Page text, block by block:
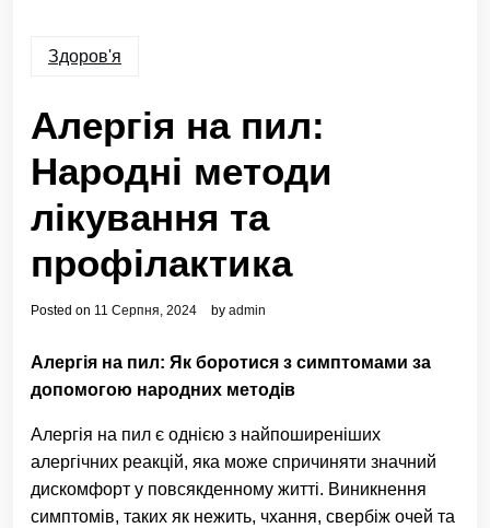
Здоров'я
Алергія на пил:
Народні методи
лікування та
профілактика
Posted on 11 Серпня, 2024 by admin
Алергія на пил: Як боротися з симптомами за
допомогою народних методів
Алергія на пил є однією з найпоширеніших
алергічних реакцій, яка може спричиняти значний
дискомфорт у повсякденному житті. Виникнення
симптомів, таких як нежить, чхання, свербіж очей та